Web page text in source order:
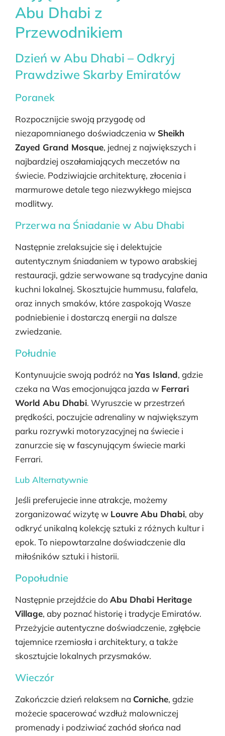
Abu Dhabi z
Przewodnikiem
Dzień w Abu Dhabi – Odkryj
Prawdziwe Skarby Emiratów
Poranek
Rozpocznijcie swoją przygodę od
niezapomnianego doświadczenia w Sheikh
Zayed Grand Mosque, jednej z największych i
najbardziej oszałamiających meczetów na
świecie. Podziwiajcie architekturę, złocenia i
marmurowe detale tego niezwykłego miejsca
modlitwy.
Przerwa na Śniadanie w Abu Dhabi
Następnie zrelaksujcie się i delektujcie
autentycznym śniadaniem w typowo arabskiej
restauracji, gdzie serwowane są tradycyjne dania
kuchni lokalnej. Skosztujcie hummusu, falafela,
oraz innych smaków, które zaspokoją Wasze
podniebienie i dostarczą energii na dalsze
zwiedzanie.
Południe
Kontynuujcie swoją podróż naYas Island, gdzie
czeka na Was emocjonująca jazda w Ferrari
World Abu Dhabi. Wyruszcie w przestrzeń
prędkości, poczujcie adrenaliny w największym
parku rozrywki motoryzacyjnej na świecie i
zanurzcie się w fascynującym świecie marki
Ferrari.
Lub Alternatywnie
Jeśli preferujecie inne atrakcje, możemy
zorganizować wizytę w Louvre Abu Dhabi, aby
odkryć unikalną kolekcję sztuki z różnych kultur i
epok. To niepowtarzalne doświadczenie dla
miłośników sztuki i historii.
Popołudnie
Następnie przejdźcie do Abu Dhabi Heritage
Village, aby poznać historię i tradycje Emiratów.
Przeżyjcie autentyczne doświadczenie, zgłębcie
tajemnice rzemiosła i architektury, a także
skosztujcie lokalnych przysmaków.
Wieczór
Zakończcie dzień relaksem na Corniche, gdzie
możecie spacerować wzdłuż malowniczej
promenady i podziwiać zachód słońca nad